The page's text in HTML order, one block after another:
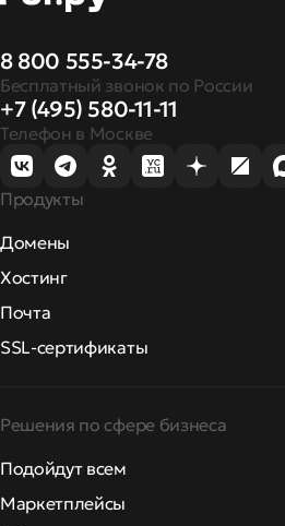
8 800 555-34-78
Бесплатный звонок по России
+7 (495) 580-11-11
Телефон в Москве
Продукты
Домены
Хостинг
Почта
SSL-сертификаты
Решения по сфере бизнеса
Подойдут всем
Маркетплейсы